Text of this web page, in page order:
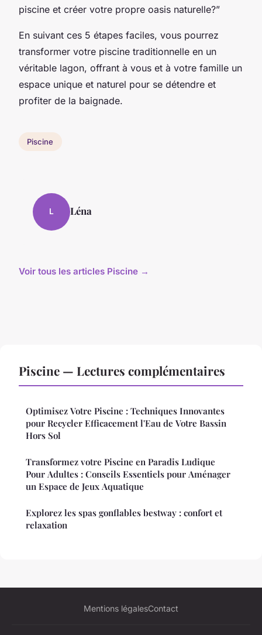
piscine et créer votre propre oasis naturelle?”
En suivant ces 5 étapes faciles, vous pourrez
transformer votre piscine traditionnelle en un
véritable lagon, offrant à vous et à votre famille un
espace unique et naturel pour se détendre et
profiter de la baignade.
Piscine
L Léna
Voir tous les articles Piscine →
Piscine — Lectures complémentaires
Optimisez Votre Piscine : Techniques Innovantes
pour Recycler Efficacement l'Eau de Votre Bassin
Hors Sol
Transformez votre Piscine en Paradis Ludique
Pour Adultes : Conseils Essentiels pour Aménager
un Espace de Jeux Aquatique
Explorez les spas gonflables bestway : confort et
relaxation
Mentions légalesContact